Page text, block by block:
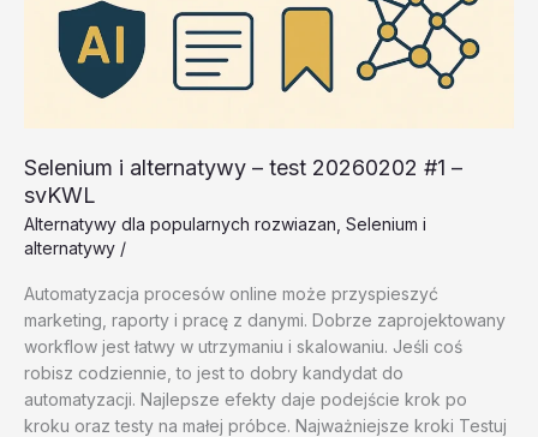
Selenium i alternatywy – test 20260202 #1 –
svKWL
Alternatywy dla popularnych rozwiazan Selenium i
alternatywy /
Automatyzacja procesów online może przyspieszyć
marketing, raporty i pracę z danymi. Dobrze zaprojektowany
workflow jest łatwy w utrzymaniu i skalowaniu. Jeśli coś
robisz codziennie, to jest to dobry kandydat do
automatyzacji. Najlepsze efekty daje podejście krok po
kroku oraz testy na małej próbce. Najważniejsze kroki Testuj